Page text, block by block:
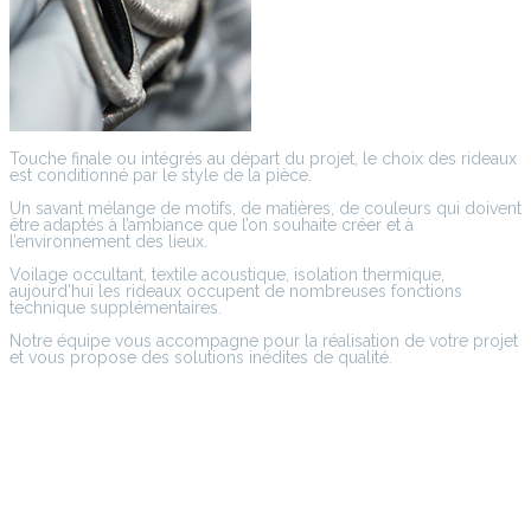
Touche finale ou intégrés au départ du projet, le choix des rideaux
est conditionné par le style de la pièce.
Un savant mélange de motifs, de matières, de couleurs qui doivent
être adaptés à l’ambiance que l’on souhaite créer et à
l’environnement des lieux.
Voilage occultant, textile acoustique, isolation thermique,
aujourd’hui les rideaux occupent de nombreuses fonctions
technique supplémentaires.
Notre équipe vous accompagne pour la réalisation de votre projet
et vous propose des solutions inédites de qualité.